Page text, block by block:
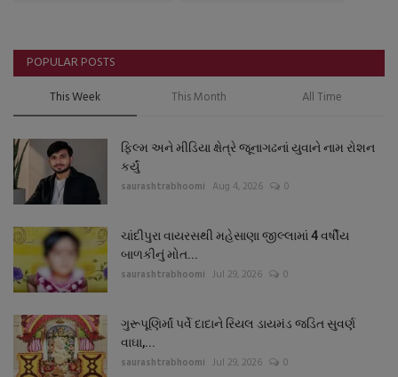
POPULAR POSTS
This Week This Month All Time
ફિલ્મ અને મીડિયા ક્ષેત્રે જૂનાગઢનાં યુવાને નામ રોશન
કર્યું
saurashtrabhoomi Aug 4, 2026 0
ચાંદીપુરા વાયરસથી મહેસાણા જીલ્લામાં 4 વર્ષીય
બાળકીનું મોત...
saurashtrabhoomi Jul 29, 2026 0
ગુરૂપૂણિર્માં પર્વે દાદાને રિયલ ડાયમંડ જડિત સુવર્ણ
વાઘા,...
saurashtrabhoomi Jul 29, 2026 0